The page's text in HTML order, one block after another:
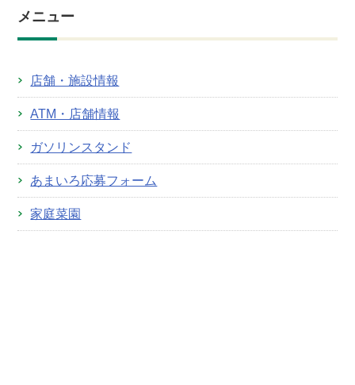
メニュー
店舗・施設情報
ATM・店舗情報
ガソリンスタンド
あまいろ応募フォーム
家庭菜園